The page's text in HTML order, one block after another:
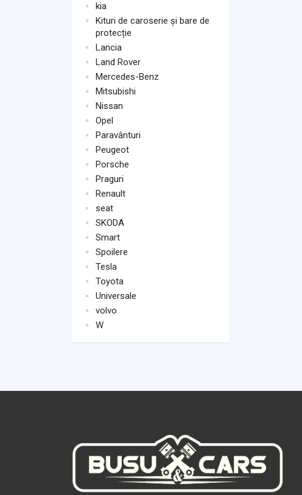
kia
Kituri de caroserie și bare de
protecție
Lancia
Land Rover
Mercedes-Benz
Mitsubishi
Nissan
Opel
Paravânturi
Peugeot
Porsche
Praguri
Renault
seat
SKODA
Smart
Spoilere
Tesla
Toyota
Universale
volvo
W